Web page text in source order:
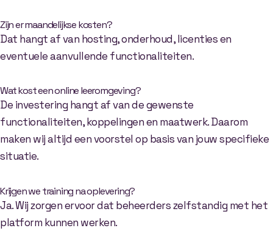
Zijn er maandelijkse kosten?
Dat hangt af van hosting, onderhoud, licenties en
eventuele aanvullende functionaliteiten.
Wat kost een online leeromgeving?
De investering hangt af van de gewenste
functionaliteiten, koppelingen en maatwerk. Daarom
maken wij altijd een voorstel op basis van jouw specifieke
situatie.
Krijgen we training na oplevering?
Ja. Wij zorgen ervoor dat beheerders zelfstandig met het
platform kunnen werken.